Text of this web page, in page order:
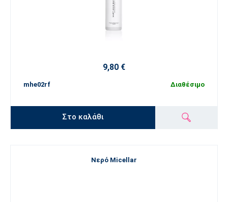
9,80 €
mhe02rf Διαθέσιμο
Στο καλάθι
Νερό Micellar